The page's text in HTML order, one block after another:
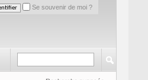
Se souvenir de moi ?